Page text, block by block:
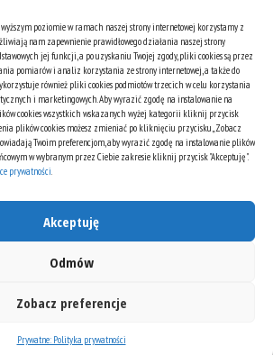
poziomie w ramach naszej strony internetowej korzystamy z
nam zapewnienie prawidłowego działania naszej strony
jej funkcji, a po uzyskaniu Twojej zgody, pliki cookies są przez
pomiarów i analiz korzystania ze strony internetowej, a także do
również pliki cookies podmiotów trzecich w celu korzystania
i marketingowych. Aby wyrazić zgodę na instalowanie na
cookies wszystkich wskazanych wyżej kategorii kliknij przycisk
plików cookies możesz zmieniać po kliknięciu przycisku „Zobacz
Twoim preferencjom, aby wyrazić zgodę na instalowanie plików
w wybranym przez Ciebie zakresie kliknij przycisk "Akceptuję".
prywatności.
Akceptuję
Odmów
Zobacz preferencje
Prywatne: Polityka prywatności
© Vibeinfo.pl